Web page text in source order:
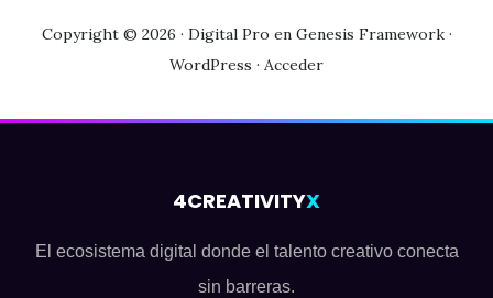
Copyright © 2026 · Digital Pro en Genesis Framework·
WordPress · Acceder
4CREATIVITYX
El ecosistema digital donde el talento creativo conecta
sin barreras.